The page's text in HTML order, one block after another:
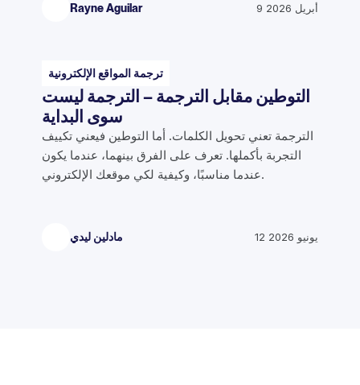
Rayne Aguilar 9 أبريل 2026
ترجمة المواقع الإلكترونية
التوطين مقابل الترجمة – الترجمة ليست
سوى البداية
الترجمة تعني تحويل الكلمات. أما التوطين فيعني تكييف
التجربة بأكملها. تعرف على الفرق بينهما، عندما يكون
عندما مناسبًا، وكيفية لكي موقعك الإلكتروني.
مادلين ليدي 12 يونيو 2026